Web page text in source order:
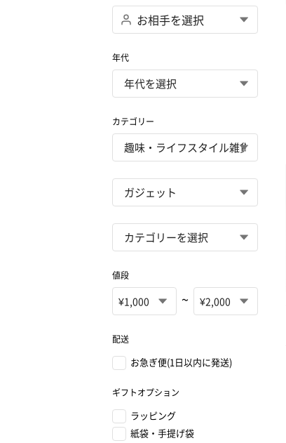
年代
カテゴリー
値段
~
配送
お急ぎ便(1日以内に発送)
ギフトオプション
ラッピング
紙袋・手提げ袋